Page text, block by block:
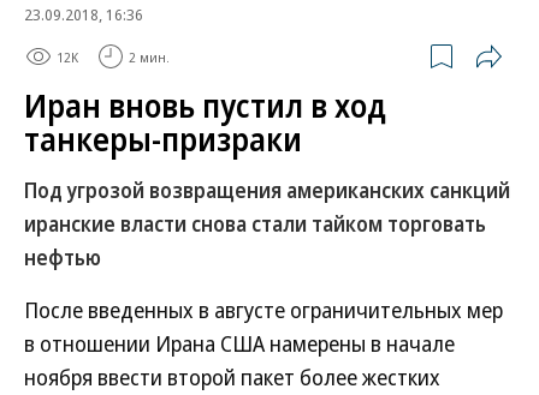
23.09.2018, 16:36
12K 2 мин.
Иран вновь пустил в ход
танкеры-призраки
Под угрозой возвращения американских санкций
иранские власти снова стали тайком торговать
нефтью
После введенных в августе ограничительных мер
в отношении Ирана США намерены в начале
ноября ввести второй пакет более жестких